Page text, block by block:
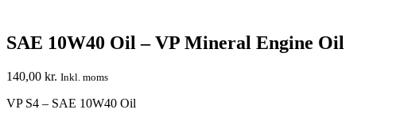
SAE 10W40 Oil – VP Mineral Engine Oil
140,00 kr. Inkl. moms
VP S4 – SAE 10W40 Oil